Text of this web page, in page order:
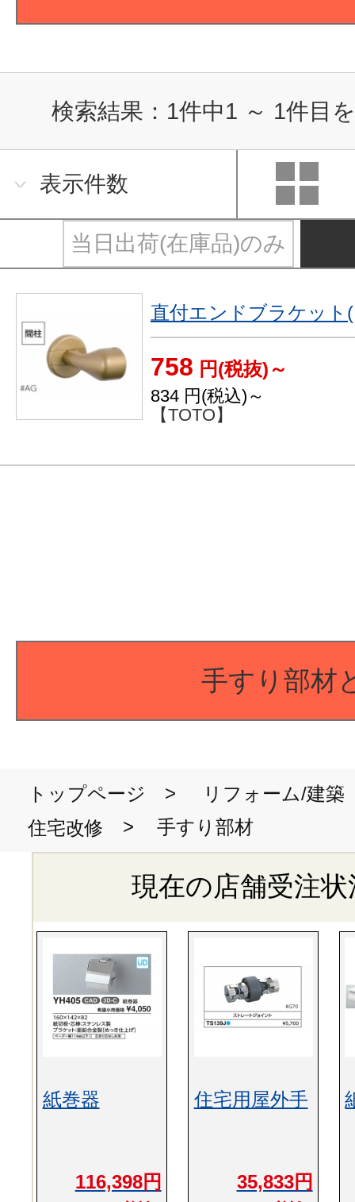
検索結果： 1件中1 ～ 1件目
表示件数
当日出荷(在庫品)のみ
直付エンドブラケット
758 円(税抜)～
834 円(税込)～
【TOTO】
手すり部材
トップページ >
リフォーム/建築
住宅改修
> 手すり部材
現在の店舗受注状
紙巻器
116,398円
住宅用屋外手
35,833円